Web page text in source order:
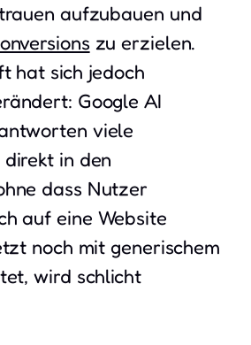
aufzubauen und
zu erzielen.
hat sich jedoch
Google AI
viele
in den
dass Nutzer
auf eine Website
noch mit generischem
wird schlicht